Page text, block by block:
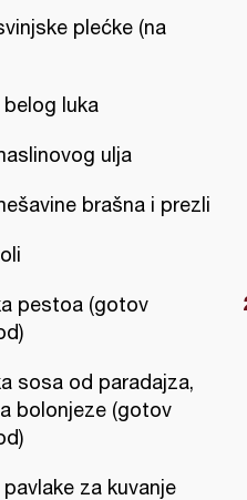
plećke (na
belog luka
ulja
brašna i prezli
pestoa (gotov
sosa od paradajza,
bolonjeze (gotov
za kuvanje